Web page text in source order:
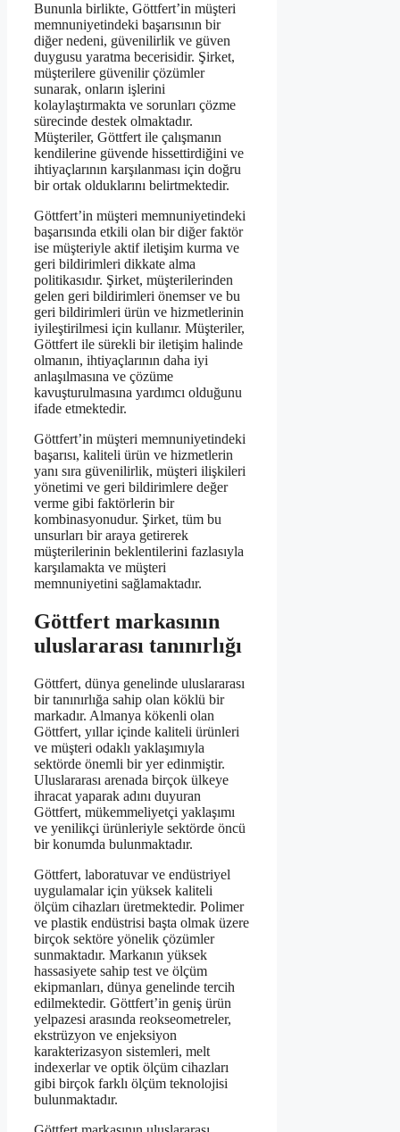
Bununla birlikte, Göttfert’in müşteri
memnuniyetindeki başarısının bir
diğer nedeni, güvenilirlik ve güven
duygusu yaratma becerisidir. Şirket,
müşterilere güvenilir çözümler
sunarak, onların işlerini
kolaylaştırmakta ve sorunları çözme
sürecinde destek olmaktadır.
Müşteriler, Göttfert ile çalışmanın
kendilerine güvende hissettirdiğini ve
ihtiyaçlarının karşılanması için doğru
bir ortak olduklarını belirtmektedir.
Göttfert’in müşteri memnuniyetindeki
başarısında etkili olan bir diğer faktör
ise müşteriyle aktif iletişim kurma ve
geri bildirimleri dikkate alma
politikasıdır. Şirket, müşterilerinden
gelen geri bildirimleri önemser ve bu
geri bildirimleri ürün ve hizmetlerinin
iyileştirilmesi için kullanır. Müşteriler,
Göttfert ile sürekli bir iletişim halinde
olmanın, ihtiyaçlarının daha iyi
anlaşılmasına ve çözüme
kavuşturulmasına yardımcı olduğunu
ifade etmektedir.
Göttfert’in müşteri memnuniyetindeki
başarısı, kaliteli ürün ve hizmetlerin
yanı sıra güvenilirlik, müşteri ilişkileri
yönetimi ve geri bildirimlere değer
verme gibi faktörlerin bir
kombinasyonudur. Şirket, tüm bu
unsurları bir araya getirerek
müşterilerinin beklentilerini fazlasıyla
karşılamakta ve müşteri
memnuniyetini sağlamaktadır.
Göttfert markasının
uluslararası tanınırlığı
Göttfert, dünya genelinde uluslararası
bir tanınırlığa sahip olan köklü bir
markadır. Almanya kökenli olan
Göttfert, yıllar içinde kaliteli ürünleri
ve müşteri odaklı yaklaşımıyla
sektörde önemli bir yer edinmiştir.
Uluslararası arenada birçok ülkeye
ihracat yaparak adını duyuran
Göttfert, mükemmeliyetçi yaklaşımı
ve yenilikçi ürünleriyle sektörde öncü
bir konumda bulunmaktadır.
Göttfert, laboratuvar ve endüstriyel
uygulamalar için yüksek kaliteli
ölçüm cihazları üretmektedir. Polimer
ve plastik endüstrisi başta olmak üzere
birçok sektöre yönelik çözümler
sunmaktadır. Markanın yüksek
hassasiyete sahip test ve ölçüm
ekipmanları, dünya genelinde tercih
edilmektedir. Göttfert’in geniş ürün
yelpazesi arasında reokseometreler,
ekstrüzyon ve enjeksiyon
karakterizasyon sistemleri, melt
indexerlar ve optik ölçüm cihazları
gibi birçok farklı ölçüm teknolojisi
bulunmaktadır.